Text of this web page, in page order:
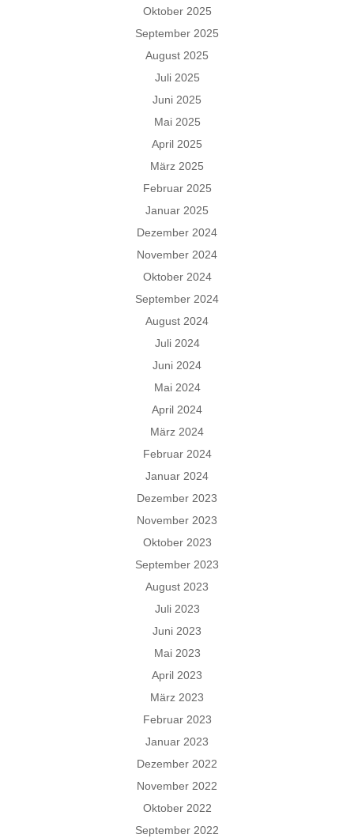
Oktober 2025
September 2025
August 2025
Juli 2025
Juni 2025
Mai 2025
April 2025
März 2025
Februar 2025
Januar 2025
Dezember 2024
November 2024
Oktober 2024
September 2024
August 2024
Juli 2024
Juni 2024
Mai 2024
April 2024
März 2024
Februar 2024
Januar 2024
Dezember 2023
November 2023
Oktober 2023
September 2023
August 2023
Juli 2023
Juni 2023
Mai 2023
April 2023
März 2023
Februar 2023
Januar 2023
Dezember 2022
November 2022
Oktober 2022
September 2022